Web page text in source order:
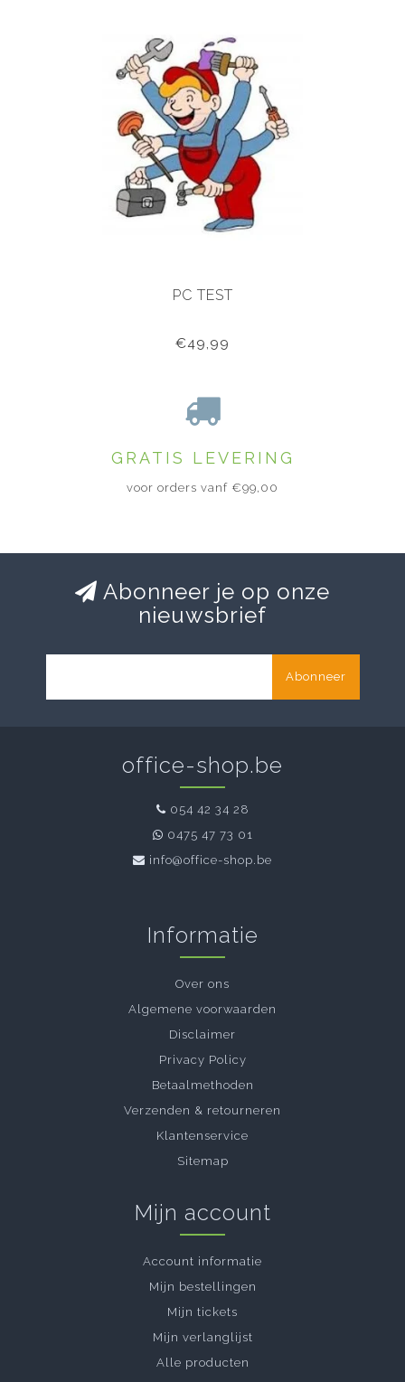
PC TEST
€49,99
GRATIS LEVERING
voor orders vanf €99,00
Abonneer je op onze
nieuwsbrief
Abonneer
office-shop.be
054 42 34 28
0475 47 73 01
info@office-shop.be
Informatie
Over ons
Algemene voorwaarden
Disclaimer
Privacy Policy
Betaalmethoden
Verzenden & retourneren
Klantenservice
Sitemap
Mijn account
Account informatie
Mijn bestellingen
Mijn tickets
Mijn verlanglijst
Alle producten